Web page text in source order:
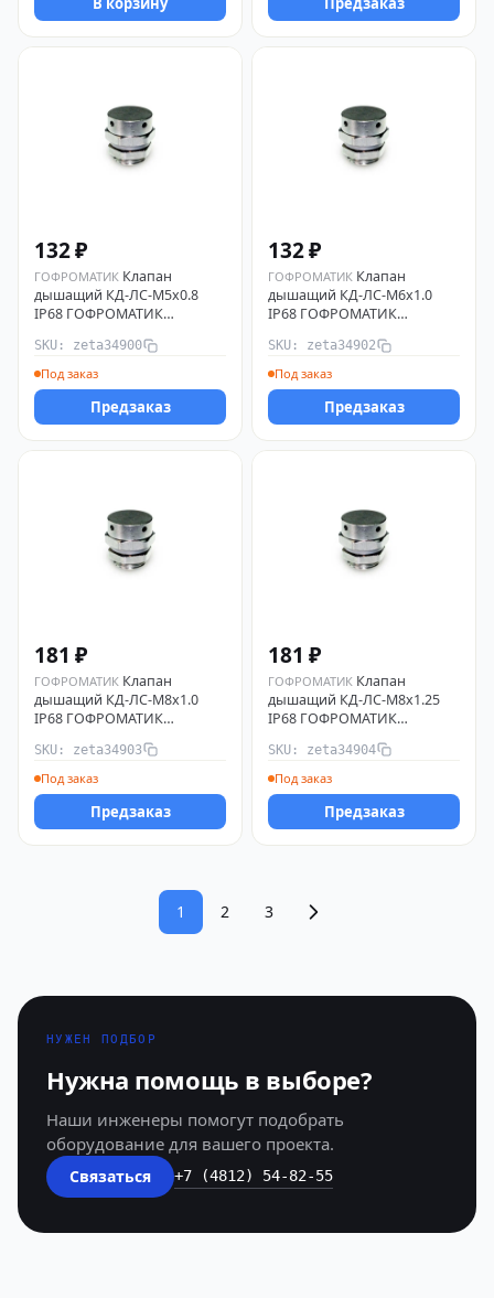
132 ₽
ГОФРОМАТИК Клапан
дышащий КД-ЛС-М5х0.8
IP68 ГОФРОМАТИК
SKU: zeta34900
Под заказ
Предзаказ
132 ₽
ГОФРОМАТИК Клапан
дышащий КД-ЛС-М6х1.0
IP68 ГОФРОМАТИК
SKU: zeta34902
Под заказ
Предзаказ
181 ₽
ГОФРОМАТИК Клапан
дышащий КД-ЛС-М8х1.0
IP68 ГОФРОМАТИК
SKU: zeta34903
Под заказ
Предзаказ
181 ₽
ГОФРОМАТИК Клапан
дышащий КД-ЛС-М8х1.25
IP68 ГОФРОМАТИК
SKU: zeta34904
Под заказ
Предзаказ
1 2 3
НУЖЕН ПОДБОР
Нужна помощь в выборе?
Наши инженеры помогут подобрать
оборудование для вашего проекта.
Связаться +7 (4812) 54-82-55